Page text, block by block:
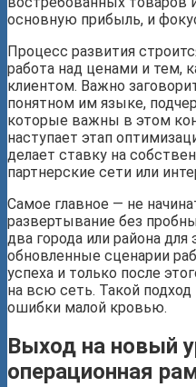
основную прибыль, и
Процесс развития
работа над ценами и тем,
клиентом. Важно
понятном им языке,
которые важны в этом
наступает этап
делает ставку на
партнерские сети или
Самое главное — не
развертывание без
два города или района
обновленные сценарии
успеха и только после
на всю сеть. Такой подход
ошибки малой кровью.
Выход на новый
операционная